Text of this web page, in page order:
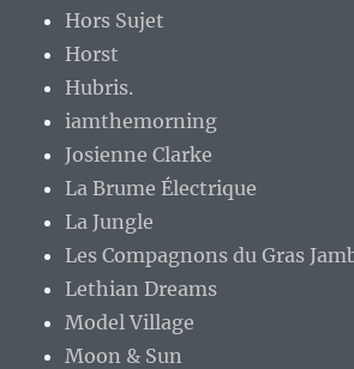
Hors Sujet
Horst
Hubris.
iamthemorning
Josienne Clarke
La Brume Électrique
La Jungle
Les Compagnons du Gras
Lethian Dreams
Model Village
Moon & Sun